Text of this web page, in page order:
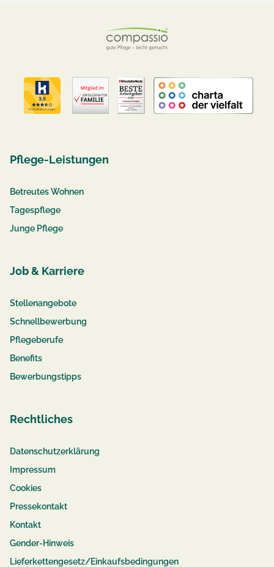
Pflege-Leistungen
Betreutes Wohnen
Tagespflege
Junge Pflege
Job & Karriere
Stellenangebote
Schnellbewerbung
Pflegeberufe
Benefits
Bewerbungstipps
Rechtliches
Datenschutzerklärung
Impressum
Cookies
Pressekontakt
Kontakt
Gender-Hinweis
Lieferkettengesetz/Einkaufsbedingungen